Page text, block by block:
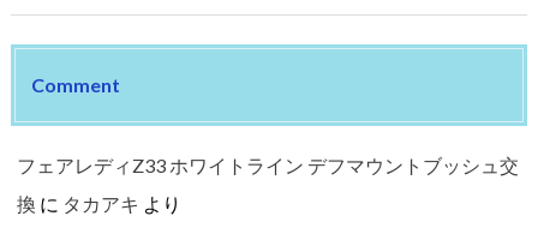
Comment
フェアレディZ33 ホワイトライン デフマウントブッシュ交
換 に タカアキ より